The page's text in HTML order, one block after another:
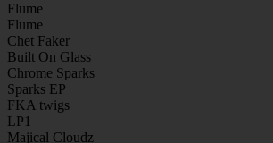
Flume
Flume
Chet Faker
Built On Glass
Chrome Sparks
Sparks EP
FKA twigs
LP1
Majical Cloudz